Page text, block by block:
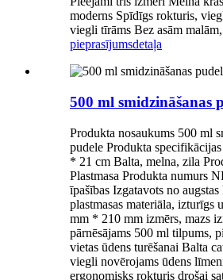
moderns Spīdīgs rokturis,
viegli tīrāms Bez asām
pieprasījumsdetaļa
500 ml smidzināšanas
Produkta nosaukums 500 ml
pudele Produkta
* 21 cm Balta, melna, zila
Plastmasa Produkta numurs
īpašības Izgatavots no
plastmasas materiāla, izturīgs
mm * 210 mm izmērs, mazs
pārnēsājams 500 ml tilpums,
vietas ūdens turēšanai Balta
viegli novērojams ūdens
ergonomisks rokturis drošai